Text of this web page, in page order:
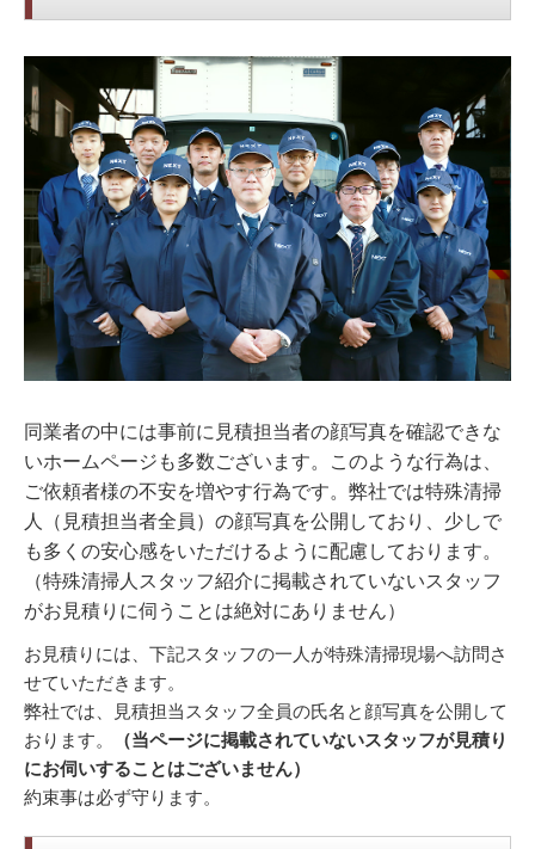
同業者の中には事前に見積担当者の顔写真を確認できな
いホームページも多数ございます。このような行為は、
ご依頼者様の不安を増やす行為です。弊社では特殊清掃
人（見積担当者全員）の顔写真を公開しており、少しで
も多くの安心感をいただけるように配慮しております。
（特殊清掃人スタッフ紹介に掲載されていないスタッフ
がお見積りに伺うことは絶対にありません）
お見積りには、下記スタッフの一人が特殊清掃現場へ訪問さ
せていただきます。
弊社では、見積担当スタッフ全員の氏名と顔写真を公開して
おります。
（当ページに掲載されていないスタッフが見積り
にお伺いすることはございません）
約束事は必ず守ります。